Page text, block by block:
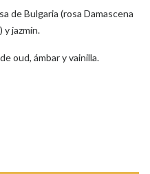
de Bulgaria (rosa Damascena
y jazmín.
oud, ámbar y vainilla.